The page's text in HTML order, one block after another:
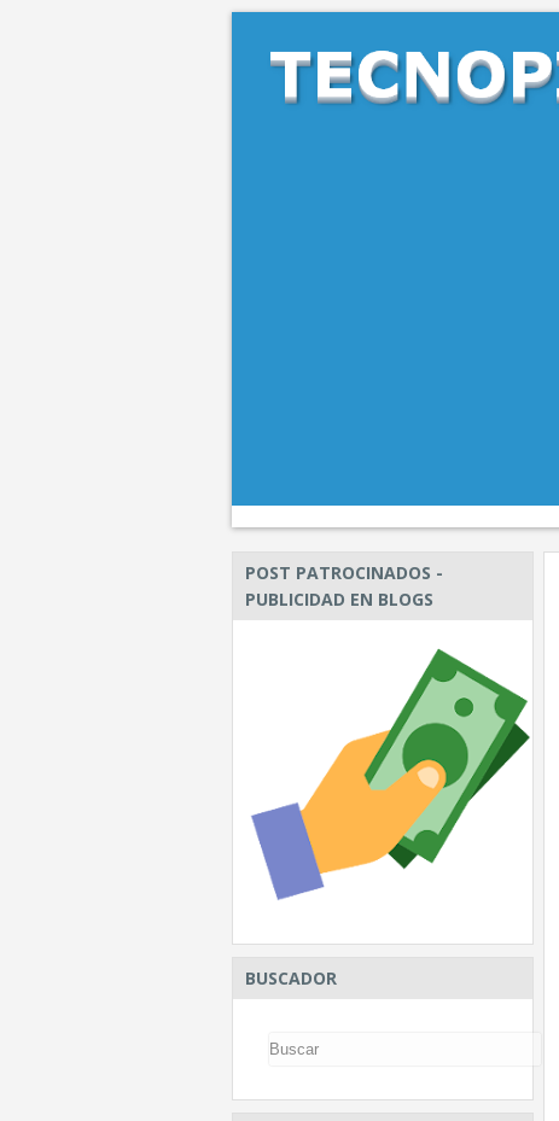
POST PATROCINADOS -
PUBLICIDAD EN BLOGS
BUSCADOR